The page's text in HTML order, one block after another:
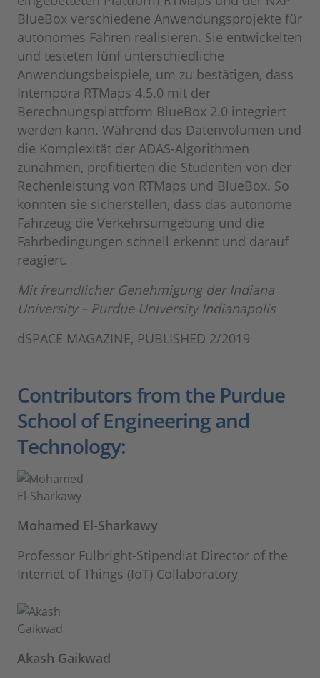
BlueBox verschiedene Anwendungsprojekte für
autonomes Fahren realisieren. Sie entwickelten
und testeten fünf unterschiedliche
Anwendungsbeispiele, um zu bestätigen, dass
Intempora RTMaps 4.5.0 mit der
Berechnungsplattform BlueBox 2.0 integriert
werden kann. Während das Datenvolumen und
die Komplexität der ADAS-Algorithmen
zunahmen, profitierten die Studenten von der
Rechenleistung von RTMaps und BlueBox. So
konnten sie sicherstellen, dass das autonome
Fahrzeug die Verkehrsumgebung und die
Fahrbedingungen schnell erkennt und darauf
reagiert.
Mit freundlicher Genehmigung der Indiana
University – Purdue University Indianapolis
dSPACE MAGAZINE, PUBLISHED 2/2019
Contributors from the Purdue
School of Engineering and
Technology:
Mohamed El-Sharkawy
Professor Fulbright-Stipendiat Director of the
Internet of Things (IoT) Collaboratory
Akash Gaikwad